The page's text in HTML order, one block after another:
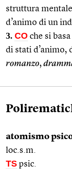
struttura
d’animo di un
3. CO che si
di stati d’animo,
romanzo,
atomismo
loc.s.m.
TS psic.